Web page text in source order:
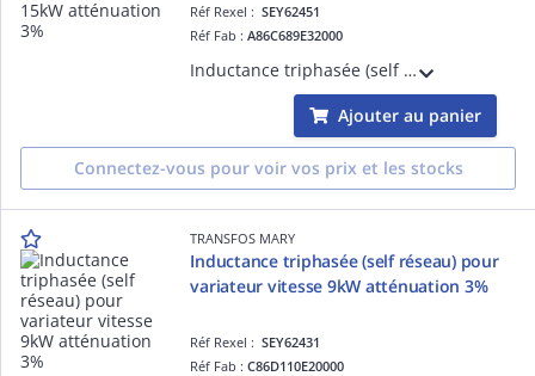
Réf Rexel :SEY62451
Réf Fab :A86C689E32000
Inductance triphasée (self de réseau) pour variateur de vitesse 15kW ( Moteur triphasé 380-415V ) - Tx d'atténuation 3% - L=0,98mH - I=32A - Bornes 10mm2 - IP00
Ajouter au panier
Connectez-vous pour voir vos prix et les stocks
TRANSFOS MARY
Inductance triphasée (self réseau) pour
variateur vitesse 9kW atténuation 3%
Réf Rexel :SEY62431
Réf Fab :C86D110E20000